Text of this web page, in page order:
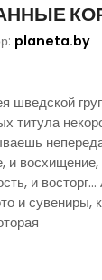
planeta.by
шведской
титула
и восхищение,
и
и сувениры,